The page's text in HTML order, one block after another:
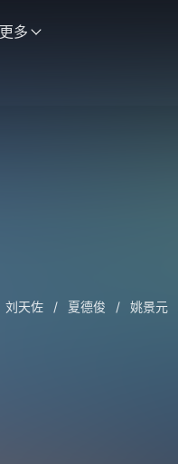
更多
刘天佐 / 夏德俊 / 姚景元